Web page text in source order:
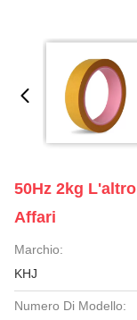
50Hz 2kg
Affari
Marchio:
KHJ
Numero Di Modello: